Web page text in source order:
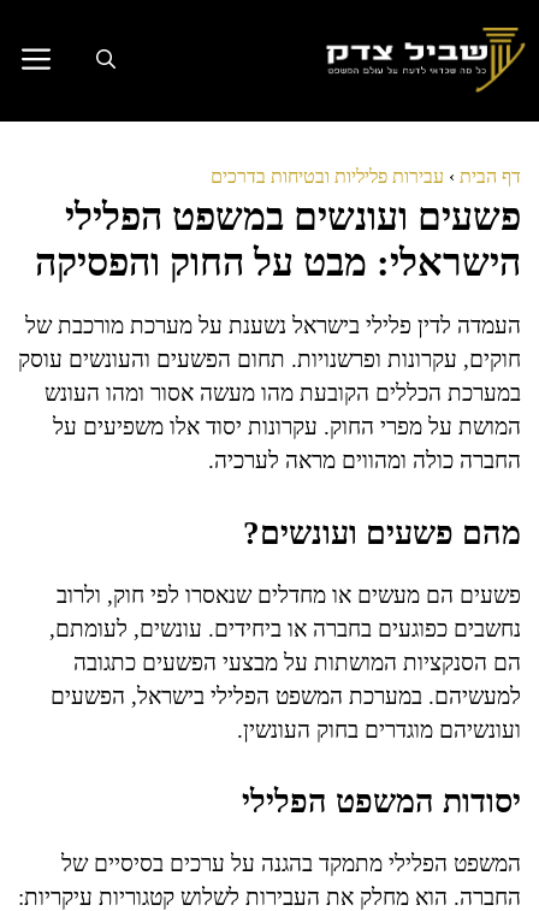
לתוכן
דף הבית › עבירות פליליות ובטיחות בדרכים
פשעים ועונשים במשפט הפלילי
הישראלי: מבט על החוק והפסיקה
העמדה לדין פלילי בישראל נשענת על מערכת מורכבת של
חוקים, עקרונות ופרשנויות. תחום הפשעים והעונשים עוסק
במערכת הכללים הקובעת מהו מעשה אסור ומהו העונש
המושת על מפרי החוק. עקרונות יסוד אלו משפיעים על
החברה כולה ומהווים מראה לערכיה.
מהם פשעים ועונשים?
פשעים הם מעשים או מחדלים שנאסרו לפי חוק, ולרוב
נחשבים כפוגעים בחברה או ביחידים. עונשים, לעומתם,
הם הסנקציות המושתות על מבצעי הפשעים כתגובה
למעשיהם. במערכת המשפט הפלילי בישראל, הפשעים
ועונשיהם מוגדרים בחוק העונשין.
יסודות המשפט הפלילי
המשפט הפלילי מתמקד בהגנה על ערכים בסיסיים של
החברה. הוא מחלק את העבירות לשלוש קטגוריות עיקריות: